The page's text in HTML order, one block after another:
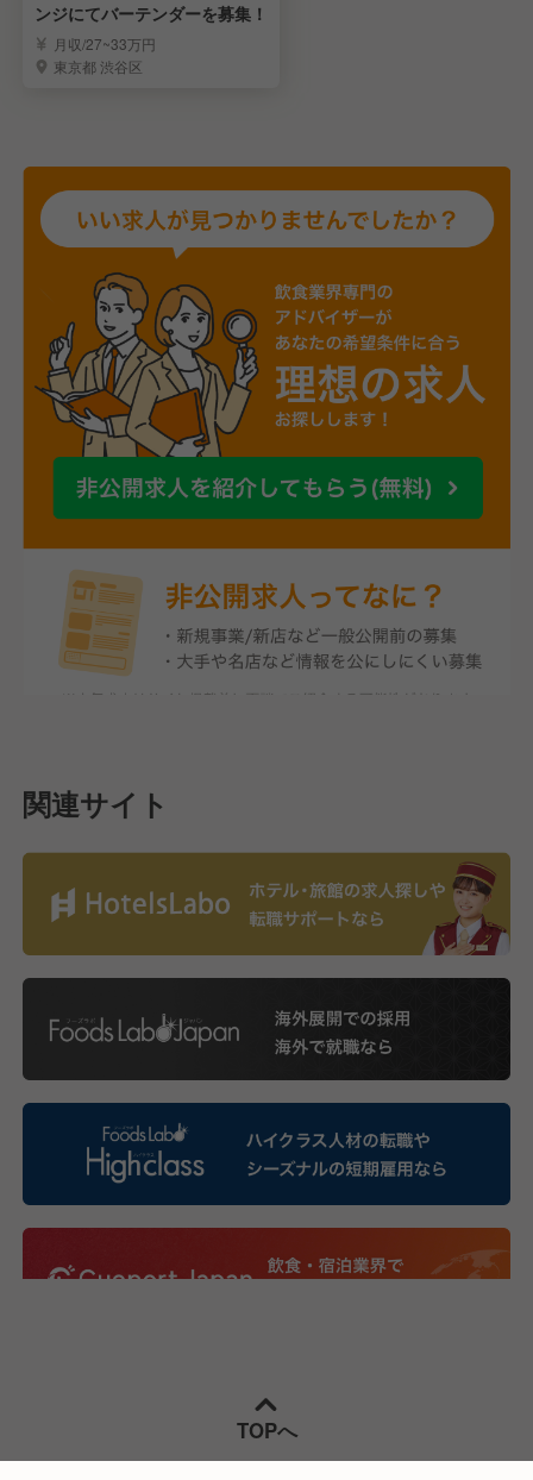
ンジにてバーテンダーを募集！
月収/27~33万円
東京都 渋谷区
関連サイト
TOPへ
Copyright © 2022-2026foodslabo by cuolega All rights reserved.